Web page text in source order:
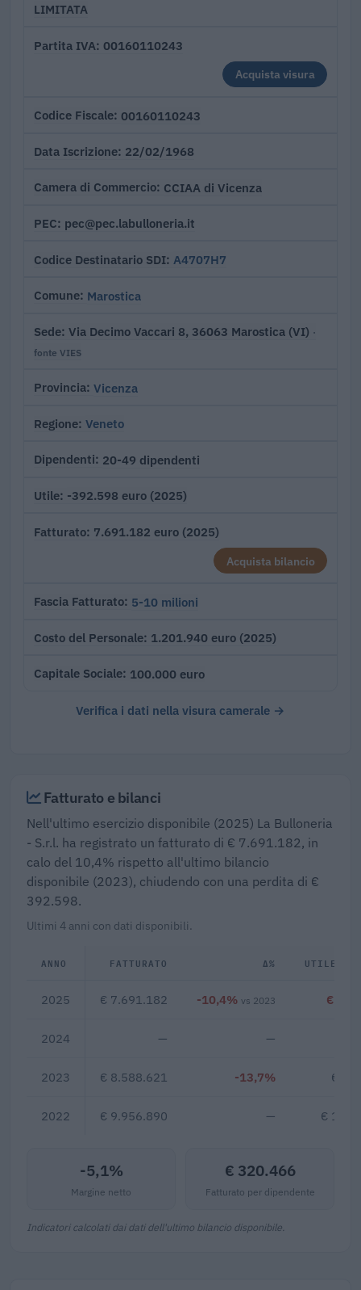
LIMITATA
Partita IVA 00160110243
Acquista visura
Codice Fiscale 00160110243
Data Iscrizione 22/02/1968
Camera di Commercio CCIAA di Vicenza
PEC pec@pec.labulloneria.it
Codice Destinatario SDI A4707H7
Comune Marostica
Sede Via Decimo Vaccari 8, 36063 Marostica (VI) ·
fonte VIES
Provincia Vicenza
Regione Veneto
Dipendenti 20-49 dipendenti
Utile -392.598 euro (2025)
Fatturato 7.691.182 euro (2025)
Acquista bilancio
Fascia Fatturato 5-10 milioni
Costo del Personale 1.201.940 euro (2025)
Capitale Sociale 100.000 euro
Verifica i dati nella visura camerale →
Fatturato e bilanci
Nell'ultimo esercizio disponibile (2025) La Bulloneria
- S.r.l. ha registrato un fatturato di € 7.691.182, in
calo del 10,4% rispetto all'ultimo bilancio
disponibile (2023), chiudendo con una perdita di €
392.598.
Ultimi 4 anni con dati disponibili.
ANNO FATTURATO Δ% UTILE/
2025 € 7.691.182 -10,4% vs 2023 € -
2024 — —
2023 € 8.588.621 -13,7% €
2022 € 9.956.890 — €
-5,1%
Margine netto
€ 320.466
Fatturato per dipendente
Indicatori calcolati dai dati dell'ultimo bilancio disponibile.